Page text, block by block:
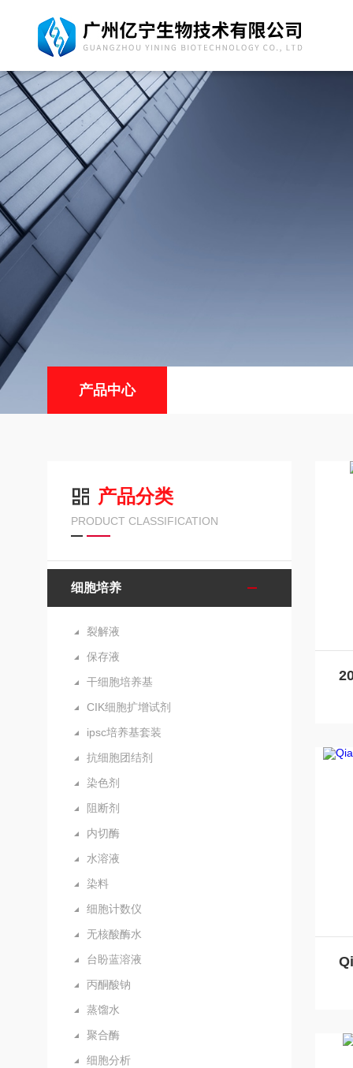
产品中心
产品分类
PRODUCT CLASSIFICATION
细胞培养
裂解液
保存液
干细胞培养基
CIK细胞扩增试剂
ipsc培养基套装
抗细胞团结剂
染色剂
阻断剂
内切酶
水溶液
染料
细胞计数仪
无核酸酶水
台盼蓝溶液
丙酮酸钠
蒸馏水
聚合酶
细胞分析